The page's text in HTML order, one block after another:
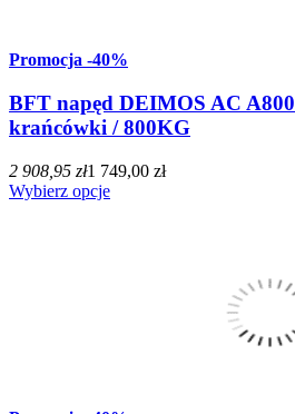
Promocja -40%
BFT napęd DEIMOS AC
krańcówki / 800KG
2 908,95 zł1 749,00 zł
Wybierz opcje